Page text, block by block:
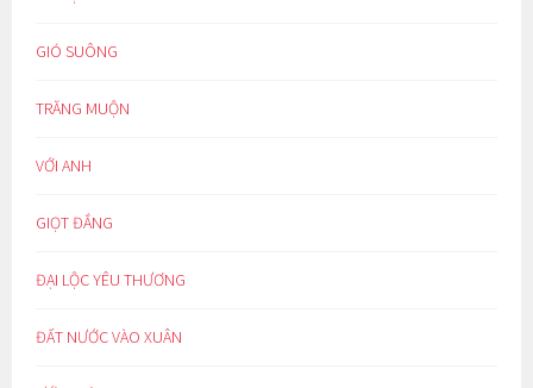
GIÓ SUÔNG
TRĂNG MUỘN
VỚI ANH
GIỌT ĐẮNG
ĐẠI LỘC YÊU THƯƠNG
ĐẤT NƯỚC VÀO XUÂN